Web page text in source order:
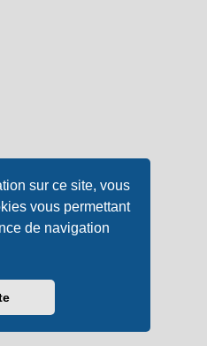
sur ce site, vous
vous permettant
de navigation